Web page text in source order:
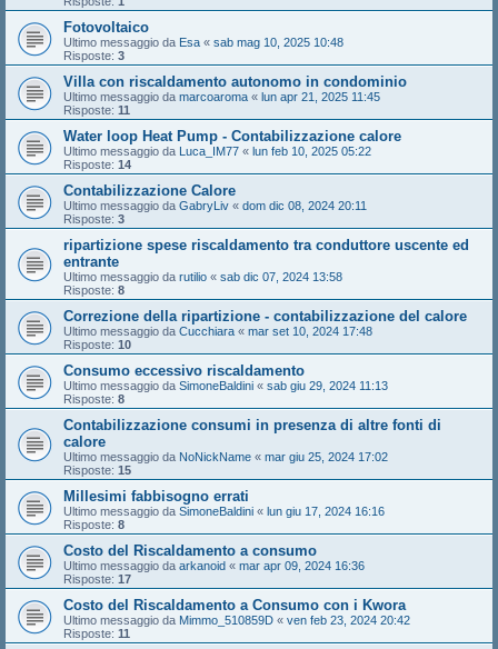
Fotovoltaico
Ultimo messaggio da Esa « sab mag 10, 2025 10:48
Risposte: 3
Villa con riscaldamento autonomo in condominio
Ultimo messaggio da marcoaroma « lun apr 21, 2025 11:45
Risposte: 11
Water loop Heat Pump - Contabilizzazione calore
Ultimo messaggio da Luca_IM77 « lun feb 10, 2025 05:22
Risposte: 14
Contabilizzazione Calore
Ultimo messaggio da GabryLiv « dom dic 08, 2024 20:11
Risposte: 3
ripartizione spese riscaldamento tra conduttore uscente ed
entrante
Ultimo messaggio da rutilio « sab dic 07, 2024 13:58
Risposte: 8
Correzione della ripartizione - contabilizzazione del calore
Ultimo messaggio da Cucchiara « mar set 10, 2024 17:48
Risposte: 10
Consumo eccessivo riscaldamento
Ultimo messaggio da SimoneBaldini « sab giu 29, 2024 11:13
Risposte: 8
Contabilizzazione consumi in presenza di altre fonti di
calore
Ultimo messaggio da NoNickName « mar giu 25, 2024 17:02
Risposte: 15
Millesimi fabbisogno errati
Ultimo messaggio da SimoneBaldini « lun giu 17, 2024 16:16
Risposte: 8
Costo del Riscaldamento a consumo
Ultimo messaggio da arkanoid « mar apr 09, 2024 16:36
Risposte: 17
Costo del Riscaldamento a Consumo con i Kwora
Ultimo messaggio da Mimmo_510859D « ven feb 23, 2024 20:42
Risposte: 11